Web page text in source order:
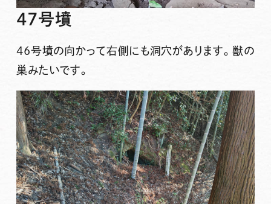
47号墳
46号墳の向かって右側にも洞穴があります。獣の
巣みたいです。